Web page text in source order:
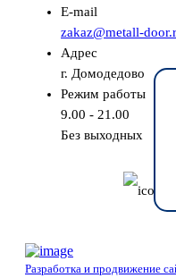
E-mail
zakaz@metall-
Адрес
г. Домодедово
Режим работы
9.00 - 21.00
Без выходных
Разработка и продвижение